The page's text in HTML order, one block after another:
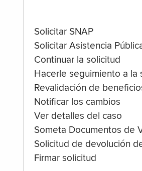
Solicitar SNAP
Solicitar Asistencia
Continuar la solicitud
Hacerle seguimiento a la
Revalidación de
Notificar los cambios
Ver detalles del caso
Someta Documentos de
Solicitud de devolución
Firmar solicitud